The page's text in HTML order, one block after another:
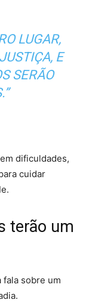
LUGAR,
E
SERÃO
dificuldades,
cuidar
terão um
fala sobre um